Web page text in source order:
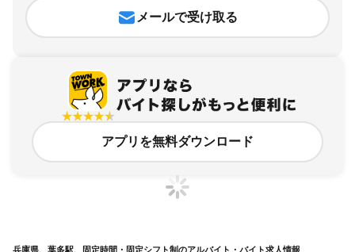
メールで受け取る
アプリを無料ダウンロード
兵庫県、葉多駅、固定時間・固定シフト制のアルバイト・バイト求人情報